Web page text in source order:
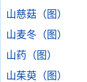
山慈菇（图）
山麦冬（图）
山药（图）
山茱萸（图）